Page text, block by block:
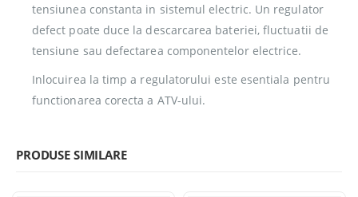
tensiunea constanta in sistemul electric. Un regulator
defect poate duce la descarcarea bateriei, fluctuatii de
tensiune sau defectarea componentelor electrice.
Inlocuirea la timp a regulatorului este esentiala pentru
functionarea corecta a ATV-ului.
PRODUSE SIMILARE